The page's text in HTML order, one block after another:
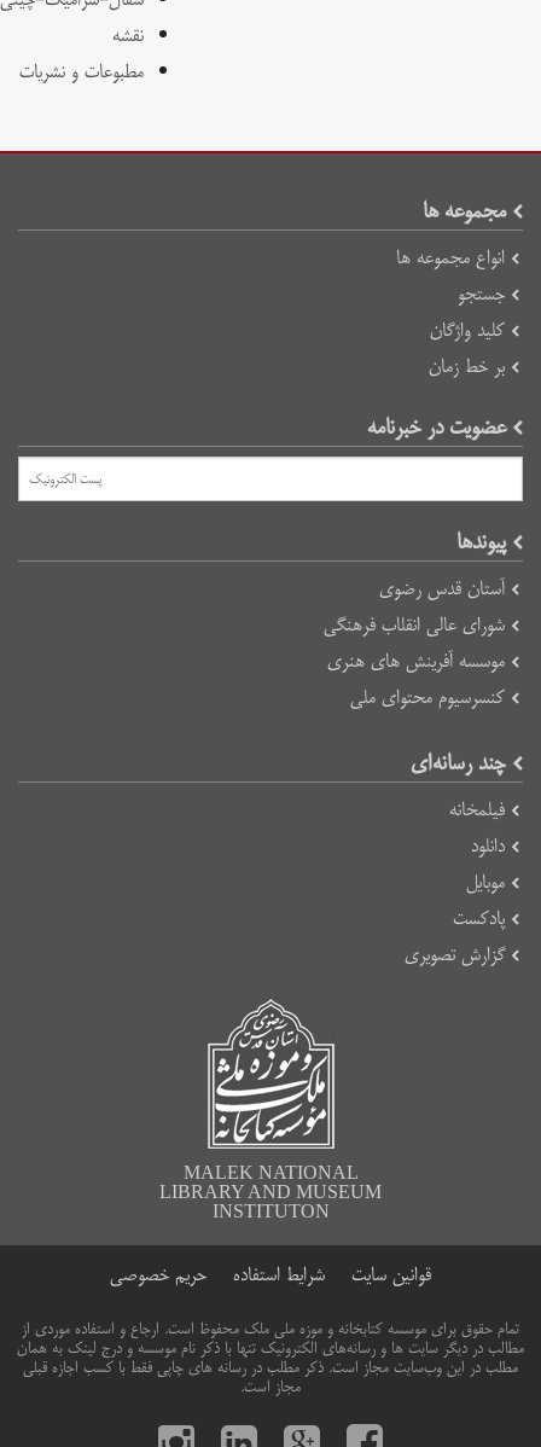
نقشه
مطبوعات و نشریات
مجموعه ها
انواع مجموعه ها
جستجو
کلید واژگان
بر خط زمان
عضویت در خبرنامه
پیوند‌ها
آستان قدس رضوی
شورای عالی انقلاب فرهنگی
موسسه آفرینش های هنری
کنسرسیوم محتوای ملی
چند رسانه‌ای
فیلمخانه
دانلود
موبایل
پادکست
گزارش تصویری
MALEK NATIONAL
LIBRARY AND MUSEUM
INSTITUTON
قوانین سایت شرایط استفاده حریم خصوصی
تمام حقوق برای موسسه کتابخانه و موزه ملی ملک محفوظ است. ارجاع و استفاده موردی از
مطالب در دیگر سایت ها و رسانه‌های الکترونیک تنها با ذکر نام موسسه و درج لینک به همان
مطلب در این وب‌سایت مجاز است. ذکر مطلب در رسانه های چاپی فقط با کسب اجازه قبلی
مجاز است.